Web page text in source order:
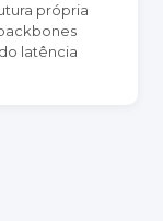
própria
latência